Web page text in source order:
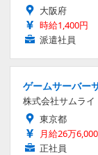
大阪府
時給1,400円
派遣社員
ゲームサーバー
株式会社サムライ
東京都
月給26万
正社員